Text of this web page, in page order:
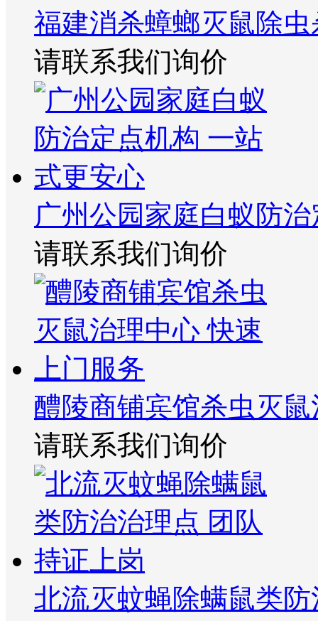
福建消杀蟑螂灭鼠除
请联系我们询价
广州公园家庭白蚁防
请联系我们询价
醴陵商铺宾馆杀虫灭
请联系我们询价
北流灭蚊蝇除螨鼠类